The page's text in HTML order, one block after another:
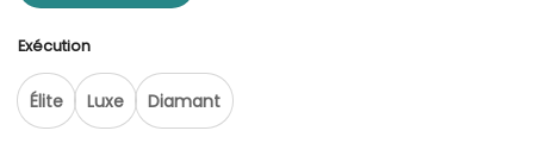
Exécution
Élite Luxe Diamant